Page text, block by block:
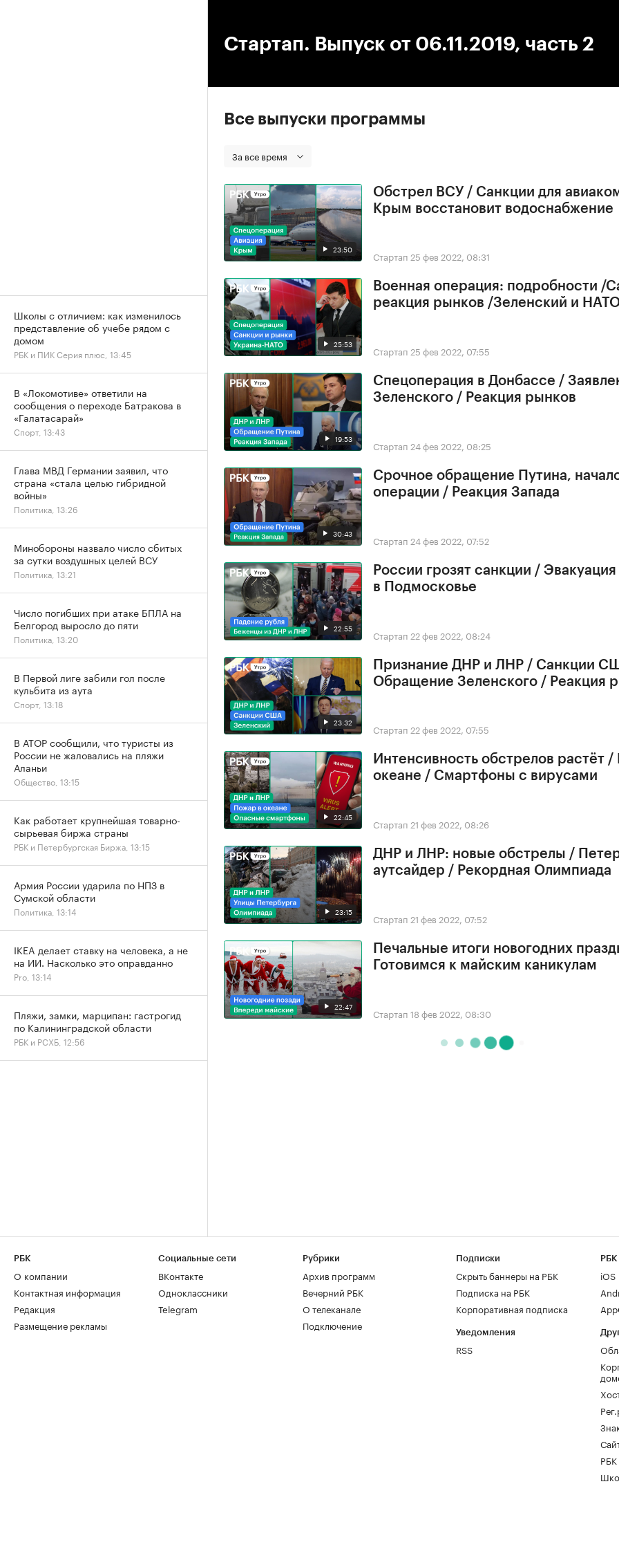
Стартап. Выпуск от 06.11.2019, часть 2
Все выпуски программы
За все время
23:50
Обстрел ВСУ / Санкции для
Крым восстановит водоснабжение
Стартап 25 фев 2022, 08:31
25:53
Военная операция: подробности /
реакция рынков /Зеленский и
Стартап 25 фев 2022, 07:55
19:53
Спецоперация в Донбассе /
Зеленского / Реакция рынков
Стартап 24 фев 2022, 08:25
30:43
Срочное обращение Путина,
операции / Реакция Запада
Стартап 24 фев 2022, 07:52
22:55
России грозят санкции /
в Подмосковье
Стартап 22 фев 2022, 08:24
23:32
Признание ДНР и ЛНР / Санкции
Обращение Зеленского / Реакция
Стартап 22 фев 2022, 07:55
22:45
Интенсивность обстрелов растёт
океане / Смартфоны с вирусами
Стартап 21 фев 2022, 08:26
23:15
ДНР и ЛНР: новые обстрелы /
аутсайдер / Рекордная Олимпиада
Стартап 21 фев 2022, 07:52
22:47
Печальные итоги новогодних
Готовимся к майским каникулам
Стартап 18 фев 2022, 08:30
Школы с отличием: как изменилось
представление об учебе рядом с
домом
РБК и ПИК Серия плюс, 13:45
В «Локомотиве» ответили на
сообщения о переходе Батракова в
«Галатасарай»
Спорт, 13:43
Глава МВД Германии заявил, что
страна «стала целью гибридной
войны»
Политика, 13:26
Минобороны назвало число сбитых
за сутки воздушных целей ВСУ
Политика, 13:21
Число погибших при атаке БПЛА на
Белгород выросло до пяти
Политика, 13:20
В Первой лиге забили гол после
кульбита из аута
Спорт, 13:18
В АТОР сообщили, что туристы из
России не жаловались на пляжи
Аланьи
Общество, 13:15
Как работает крупнейшая товарно-
сырьевая биржа страны
РБК и Петербургская Биржа, 13:15
Армия России ударила по НПЗ в
Сумской области
Политика, 13:14
IKEA делает ставку на человека, а не
на ИИ. Насколько это оправданно
Pro, 13:14
Пляжи, замки, марципан: гастрогид
по Калининградской области
РБК и РСХБ, 12:56
РБК
О компании
Контактная информация
Редакция
Размещение рекламы
Социальные сети
ВКонтакте
Одноклассники
Telegram
Рубрики
Архив программ
Вечерний РБК
О телеканале
Подключение
Подписки
Скрыть баннеры на РБК
Подписка на РБК
Корпоративная подписка
Уведомления
RSS
РБК
iOS